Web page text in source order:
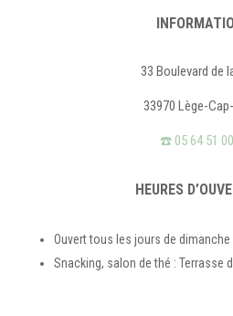
33 Boulevard de
33970 Lège-
☎️ 05 64 51
HEURES
Ouvert tous les jours de dimanche
Snacking, salon de thé : Terrasse